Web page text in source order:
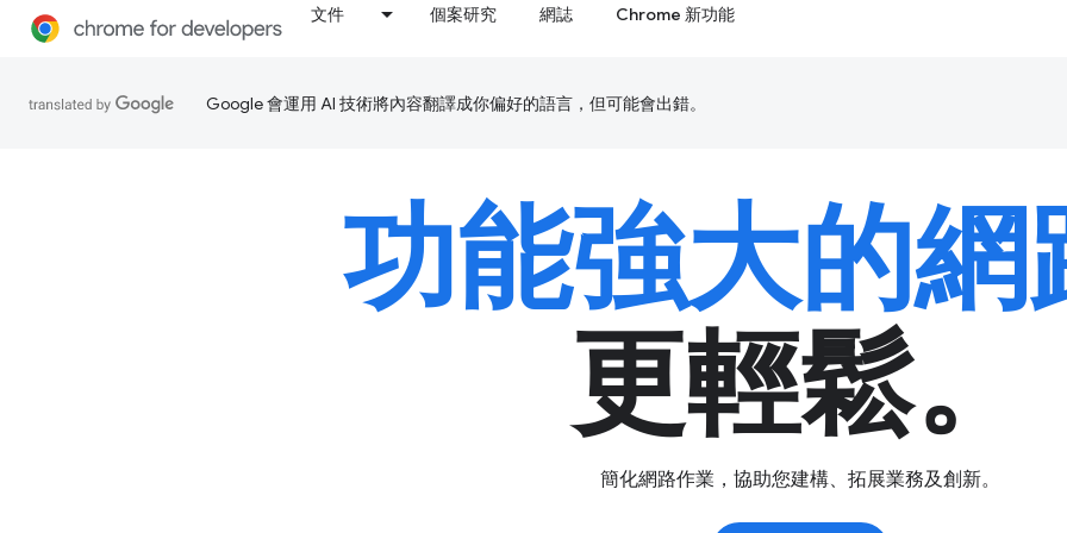
文件 個案研究 網誌 Chrome 新功能
Google 會運用 AI 技術將內容翻譯成你偏好的語言，但可能會出錯。
功能強大的網
更輕鬆。
簡化網路作業，協助您建構、拓展業務及創新。